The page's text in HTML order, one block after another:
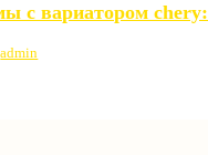
с вариатором chery:
admin